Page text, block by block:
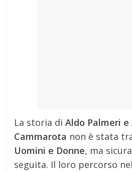
La storia diAldo Palmeri e
Cammarota non è stata
Uomini e Donne, ma
seguita. Il loro percorso